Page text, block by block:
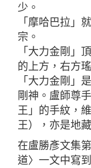
少。
「摩哈巴拉」
宗。
「大力金剛」
的上方，右方
「大力金剛」
剛神。盧師尊
王」的手紋，
王），亦是地
在盧勝彥文集
道〉一文中寫到